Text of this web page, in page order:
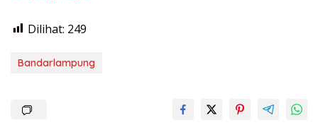
Dilihat: 249
Bandarlampung